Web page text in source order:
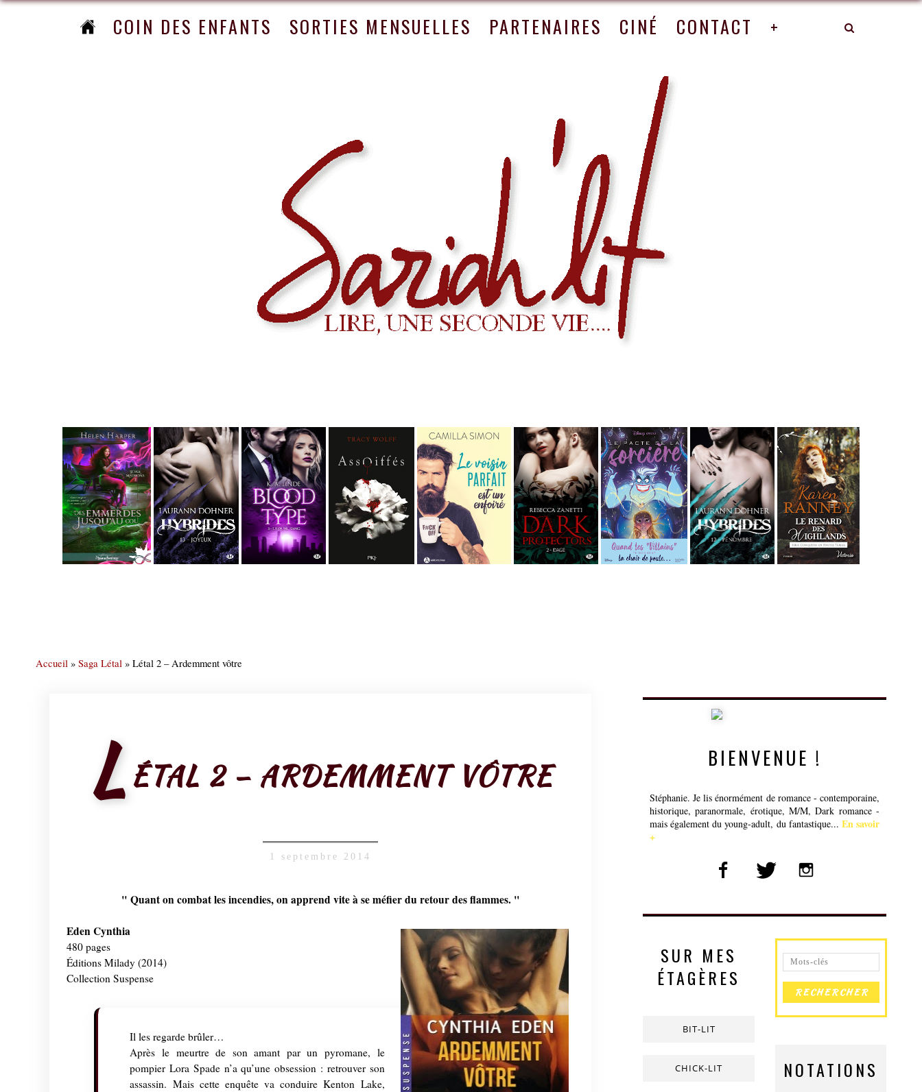
COIN DES ENFANTS SORTIES MENSUELLES PARTENAIRES CINÉ CONTACT +
Accueil » Saga Létal » Létal 2 – Ardemment vôtre
L ÉTAL 2 – ARDEMMENT VÔTRE
1 septembre 2014
" Quant on combat les incendies, on apprend vite à se méfier du retour des flammes. "
Eden Cynthia
480 pages
Éditions Milady (2014)
Collection Suspense
Il les regarde brûler…
Après le meurtre de son amant par un pyromane, le
pompier Lora Spade n’a qu’une obsession : retrouver son
assassin. Mais cette enquête va conduire Kenton Lake,
BIENVENUE !
Stéphanie. Je lis énormément de romance - contemporaine,
historique, paranormale, érotique, M/M, Dark romance -
mais également du young-adult, du fantastique... En savoir
+
SUR MES
ÉTAGÈRES
BIT-LIT
CHICK-LIT NOTATIONS